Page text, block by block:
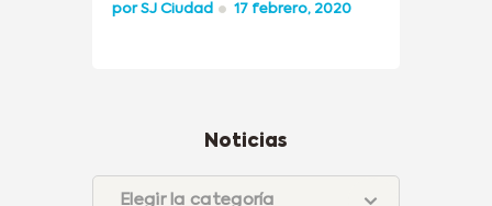
porSJ Ciudad 17 febrero, 2020
Noticias